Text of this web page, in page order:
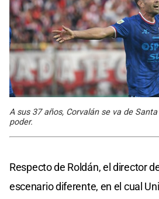
A sus 37 años, Corvalán se va de
poder.
Respecto de Roldán, el director
escenario diferente, en el cual